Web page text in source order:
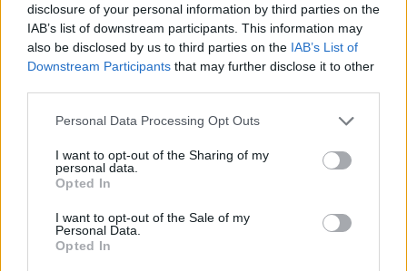
disclosure of your personal information by third parties on the
IAB’s list of downstream participants. This information may
also be disclosed by us to third parties on the IAB’s List of
Downstream Participants that may further disclose it to other
Personal Data Processing Opt Outs
I want to opt-out of the Sharing of my
personal data.
Opted In
I want to opt-out of the Sale of my
Personal Data.
Opted In
Αποχώρηση του Μπάμπη Πούλιου από τη θέση
του Αντιδημάρχου Αργιθέ…
20 Ιουλίου 2026, 11:29